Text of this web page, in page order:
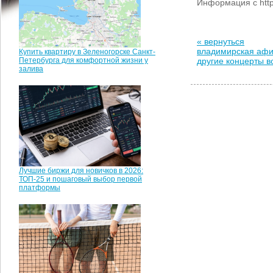
Купить квартиру в Зеленогорске Санкт-
Петербурга для комфортной жизни у
залива
Лучшие биржи для новичков в 2026:
ТОП-25 и пошаговый выбор первой
платформы
Информация с
« вернуться
владимирская
другие концерты